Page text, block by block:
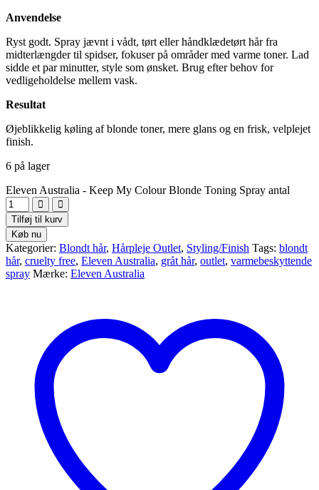
Anvendelse
Ryst godt. Spray jævnt i vådt, tørt eller håndklædetørt hår fra
midterlængder til spidser, fokuser på områder med varme toner. Lad
sidde et par minutter, style som ønsket. Brug efter behov for
vedligeholdelse mellem vask.
Resultat
Øjeblikkelig køling af blonde toner, mere glans og en frisk, velplejet
finish.
6 på lager
Eleven Australia - Keep My Colour Blonde Toning Spray antal
Tilføj til kurv
Køb nu
Kategorier: Blondt hår, Hårpleje Outlet, Styling/Finish Tags: blondt
hår, cruelty free, Eleven Australia, gråt hår, outlet, varmebeskyttende
spray Mærke: Eleven Australia